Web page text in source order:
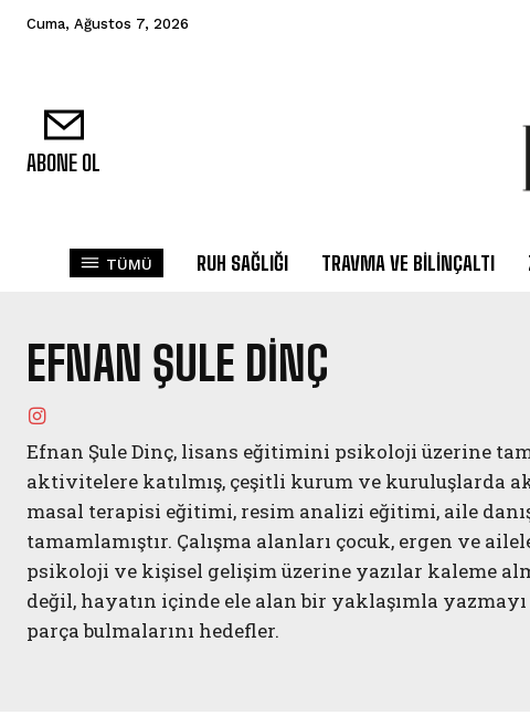
Cuma, Ağustos 7, 2026
ABONE OL
TÜMÜ RUH SAĞLIĞI TRAVMA VE BILINÇALTI
EFNAN ŞULE DINÇ
Efnan Şule Dinç, lisans eğitimini psikoloji üzerine
aktivitelere katılmış, çeşitli kurum ve kuruluşlarda
masal terapisi eğitimi, resim analizi eğitimi, aile
tamamlamıştır. Çalışma alanları çocuk, ergen ve
psikoloji ve kişisel gelişim üzerine yazılar kaleme
değil, hayatın içinde ele alan bir yaklaşımla
parça bulmalarını hedefler.